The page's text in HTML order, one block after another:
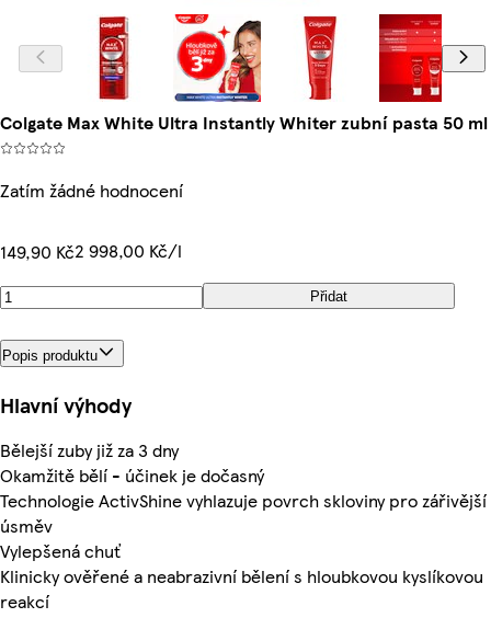
Colgate Max White Ultra Instantly Whiter zubní pasta 50 ml
Zatím žádné hodnocení
149,90 Kč2 998,00 Kč/l
Přidat
Popis produktu
Hlavní výhody
Bělejší zuby již za 3 dny
Okamžitě bělí - účinek je dočasný
Technologie ActivShine vyhlazuje povrch skloviny pro zářivější
úsměv
Vylepšená chuť
Klinicky ověřené a neabrazivní bělení s hloubkovou kyslíkovou
reakcí